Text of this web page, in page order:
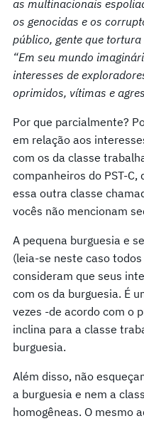
as multinacionais
os genocidas e os
público, gente que tortura
“Em seu mundo
interesses de
oprimidos, vítimas e
Por que parcialmente?
em relação aos
com os da classe
companheiros do PST-
essa outra classe
vocês não mencionam
A pequena burguesia e
(leia-se neste caso
consideram que seus
com os da burguesia. É
vezes -de acordo com o
inclina para a classe
burguesia.
Além disso, não
a burguesia e nem a
homogêneas. O mesmo